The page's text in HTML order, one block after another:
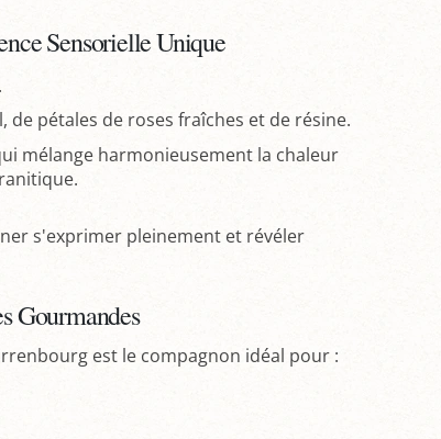
Sensorielle Unique
de pétales de roses fraîches et de résine.
mélange harmonieusement la chaleur
s'exprimer pleinement et révéler
Gourmandes
est le compagnon idéal pour :